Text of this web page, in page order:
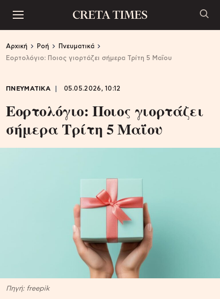
Αρχική Ροή
Πνευματικά
Εορτολόγιο: Ποιος γιορτάζει σήμερα Τρίτη 5 Μαΐου
ΠΝΕΥΜΑΤΙΚΑ 05.05.2026, 10:12
Εορτολόγιο: Ποιος γιορτάζει
σήμερα Τρίτη 5 Μαΐου
Πηγή: freepik